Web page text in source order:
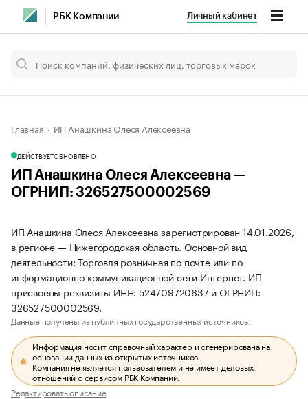
РБК Компании Личный кабинет
Главная ИП Анашкина Олеся Алексеевна
ДЕЙСТВУЕТОБНОВЛЕНО
ИП Анашкина Олеся Алексеевна —
ОГРНИП: 326527500002569
ИП Анашкина Олеся Алексеевна зарегистрирован 14.01.2026,
в регионе — Нижегородская область. Основной вид
деятельности: Торговля розничная по почте или по
информационно-коммуникационной сети Интернет. ИП
присвоены реквизиты ИНН: 524709720637 и ОГРНИП:
326527500002569.
Данные получены из публичных государственных источников.
Информация носит справочный характер и сгенерирована на
основании данных из открытых источников.
Компания не является пользователем и не имеет деловых
отношений с сервисом РБК Компании.
Редактировать описание